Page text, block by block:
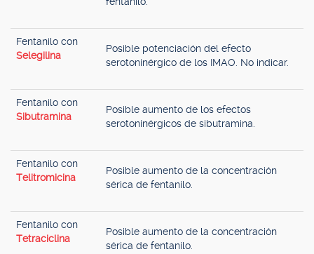
Fentanilo con
Selegilina
Posible potenciación del efecto
serotoninérgico de los IMAO. No indicar.
Fentanilo con
Sibutramina
Posible aumento de los efectos
serotoninérgicos de sibutramina.
Fentanilo con
Telitromicina
Posible aumento de la concentración
sérica de fentanilo.
Fentanilo con
Tetraciclina
Posible aumento de la concentración
sérica de fentanilo.